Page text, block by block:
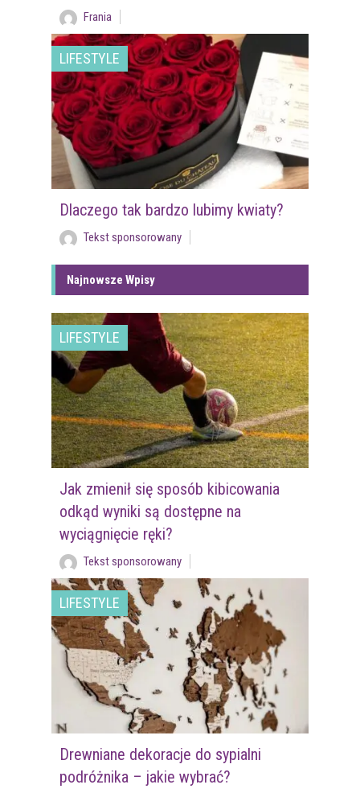
Frania
LIFESTYLE
Dlaczego tak bardzo lubimy kwiaty?
Tekst sponsorowany
Najnowsze Wpisy
LIFESTYLE
Jak zmienił się sposób kibicowania
odkąd wyniki są dostępne na
wyciągnięcie ręki?
Tekst sponsorowany
LIFESTYLE
Drewniane dekoracje do sypialni
podróżnika – jakie wybrać?